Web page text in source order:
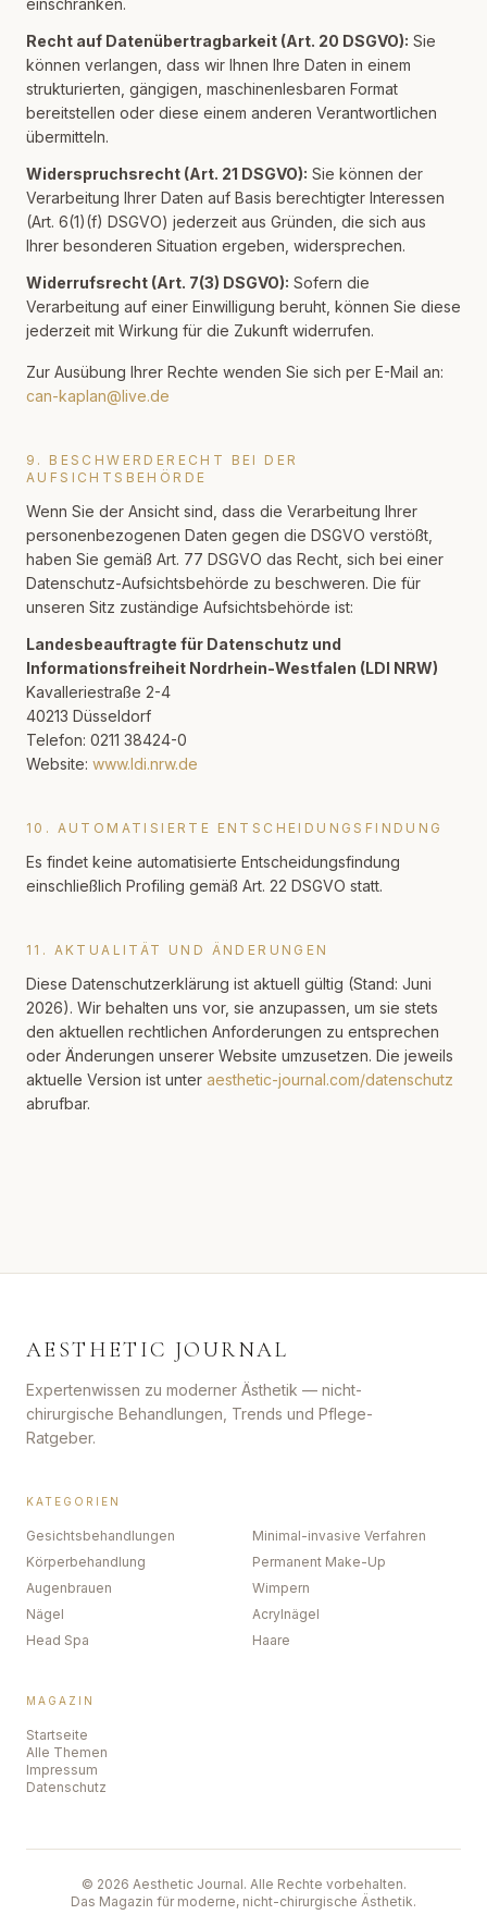
einschränken.
Recht auf Datenübertragbarkeit (Art. 20 DSGVO): Sie
können verlangen, dass wir Ihnen Ihre Daten in einem
strukturierten, gängigen, maschinenlesbaren Format
bereitstellen oder diese einem anderen Verantwortlichen
übermitteln.
Widerspruchsrecht (Art. 21 DSGVO): Sie können der
Verarbeitung Ihrer Daten auf Basis berechtigter Interessen
(Art. 6(1)(f) DSGVO) jederzeit aus Gründen, die sich aus
Ihrer besonderen Situation ergeben, widersprechen.
Widerrufsrecht (Art. 7(3) DSGVO): Sofern die
Verarbeitung auf einer Einwilligung beruht, können Sie diese
jederzeit mit Wirkung für die Zukunft widerrufen.
Zur Ausübung Ihrer Rechte wenden Sie sich per E-Mail an:
can-kaplan@live.de
9. BESCHWERDERECHT BEI DER
AUFSICHTSBEHÖRDE
Wenn Sie der Ansicht sind, dass die Verarbeitung Ihrer
personenbezogenen Daten gegen die DSGVO verstößt,
haben Sie gemäß Art. 77 DSGVO das Recht, sich bei einer
Datenschutz-Aufsichtsbehörde zu beschweren. Die für
unseren Sitz zuständige Aufsichtsbehörde ist:
Landesbeauftragte für Datenschutz und
Informationsfreiheit Nordrhein-Westfalen (LDI NRW)
Kavalleriestraße 2-4
40213 Düsseldorf
Telefon: 0211 38424-0
Website: www.ldi.nrw.de
10. AUTOMATISIERTE ENTSCHEIDUNGSFINDUNG
Es findet keine automatisierte Entscheidungsfindung
einschließlich Profiling gemäß Art. 22 DSGVO statt.
11. AKTUALITÄT UND ÄNDERUNGEN
Diese Datenschutzerklärung ist aktuell gültig (Stand: Juni
2026). Wir behalten uns vor, sie anzupassen, um sie stets
den aktuellen rechtlichen Anforderungen zu entsprechen
oder Änderungen unserer Website umzusetzen. Die jeweils
aktuelle Version ist unter aesthetic-journal.com/datenschutz
abrufbar.
AESTHETIC JOURNAL
Expertenwissen zu moderner Ästhetik — nicht-
chirurgische Behandlungen, Trends und Pflege-
Ratgeber.
KATEGORIEN
Gesichtsbehandlungen
Minimal-invasive Verfahren
Körperbehandlung
Permanent Make-Up
Augenbrauen
Wimpern
Nägel
Acrylnägel
Head Spa
Haare
MAGAZIN
Startseite
Alle Themen
Impressum
Datenschutz
© 2026 Aesthetic Journal. Alle Rechte vorbehalten.
Das Magazin für moderne, nicht-chirurgische Ästhetik.